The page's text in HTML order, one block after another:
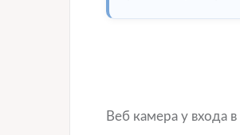
Веб камера у входа